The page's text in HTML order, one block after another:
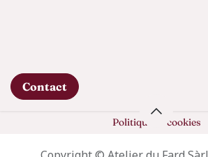
Contact
Politique de cookies